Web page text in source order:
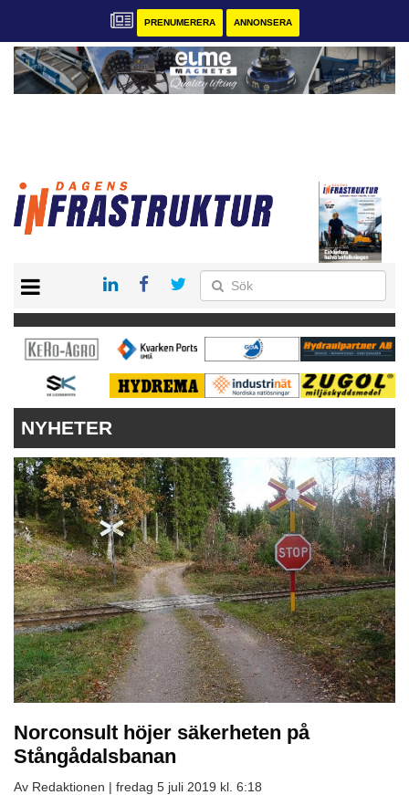
PRENUMERERA ANNONSERA
KONTAKT
VÅRA ANDRA MAGASIN
PRENUMERERA
ANNONSERA
NYHETER
Norconsult höjer säkerheten på
Stångådalsbanan
Av Redaktionen | fredag 5 juli 2019 kl. 6:18